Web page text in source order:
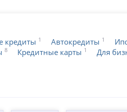
кредиты 1 Автокредиты 1
8 Кредитные карты 1 Для